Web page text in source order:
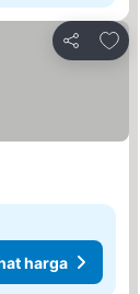
Bagikan
harga